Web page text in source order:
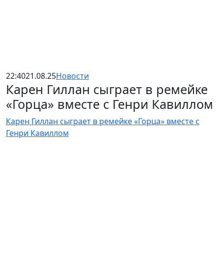
22:4021.08.25Новости
Карен Гиллан сыграет в ремейке
«Горца» вместе с Генри Кавиллом
Карен Гиллан сыграет в ремейке «Горца» вместе с
Генри Кавиллом